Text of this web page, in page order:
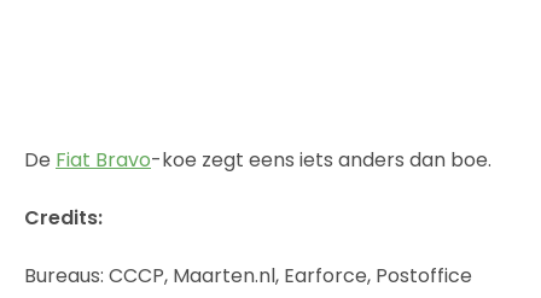
De Fiat Bravo-koe zegt eens iets anders dan boe.
Credits:
Bureaus: CCCP, Maarten.nl, Earforce, Postoffice